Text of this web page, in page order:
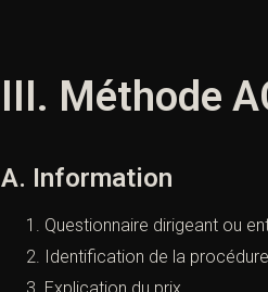
III. Méthode
A. Information
Questionnaire dirigeant ou
Identification de la procédure